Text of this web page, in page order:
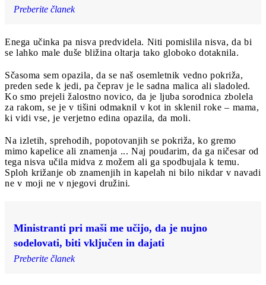
Preberite članek
Enega učinka pa nisva predvidela. Niti pomislila nisva, da bi
se lahko male duše bližina oltarja tako globoko dotaknila.
Sčasoma sem opazila, da se naš osemletnik vedno pokriža,
preden sede k jedi, pa čeprav je le sadna malica ali sladoled.
Ko smo prejeli žalostno novico, da je ljuba sorodnica zbolela
za rakom, se je v tišini odmaknil v kot in sklenil roke – mama,
ki vidi vse, je verjetno edina opazila, da moli.
Na izletih, sprehodih, popotovanjih se pokriža, ko gremo
mimo kapelice ali znamenja ... Naj poudarim, da ga ničesar od
tega nisva učila midva z možem ali ga spodbujala k temu.
Sploh križanje ob znamenjih in kapelah ni bilo nikdar v navadi
ne v moji ne v njegovi družini.
Ministranti pri maši me učijo, da je nujno
sodelovati, biti vključen in dajati
Preberite članek